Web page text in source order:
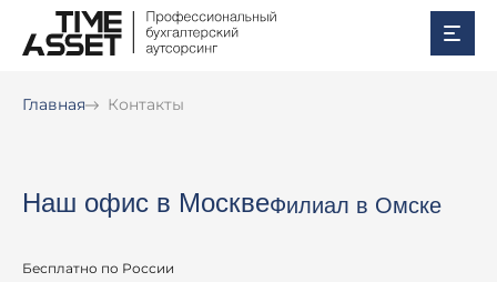
Главная Контакты
Наш офис в МосквеФилиал в Омске
Бесплатно по России